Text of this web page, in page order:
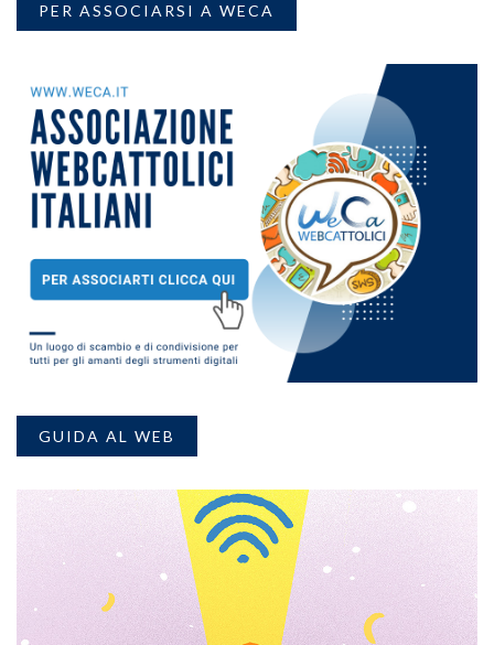
PER ASSOCIARSI A WECA
GUIDA AL WEB